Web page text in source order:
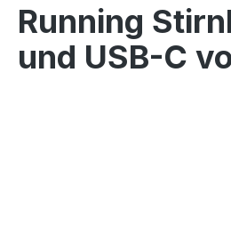
Running
und USB-C